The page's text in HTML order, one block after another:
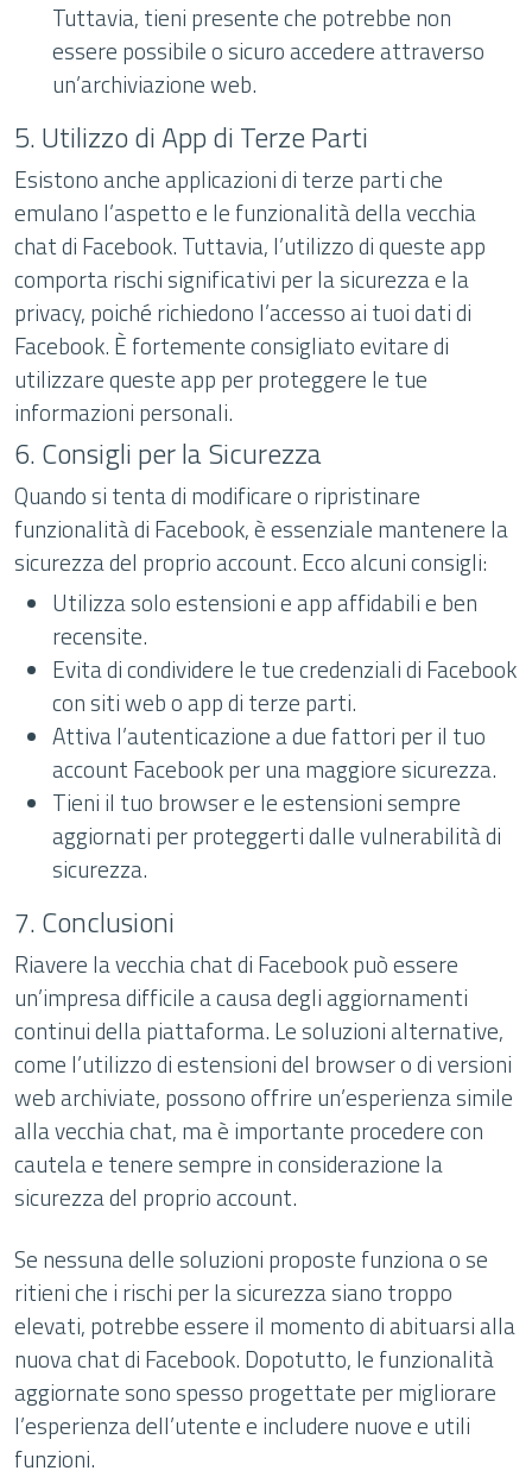
Tuttavia, tieni presente che potrebbe non
essere possibile o sicuro accedere attraverso
un’archiviazione web.
5. Utilizzo di App di Terze Parti
Esistono anche applicazioni di terze parti che
emulano l’aspetto e le funzionalità della vecchia
chat di Facebook. Tuttavia, l’utilizzo di queste app
comporta rischi significativi per la sicurezza e la
privacy, poiché richiedono l’accesso ai tuoi dati di
Facebook. È fortemente consigliato evitare di
utilizzare queste app per proteggere le tue
informazioni personali.
6. Consigli per la Sicurezza
Quando si tenta di modificare o ripristinare
funzionalità di Facebook, è essenziale mantenere la
sicurezza del proprio account. Ecco alcuni consigli:
Utilizza solo estensioni e app affidabili e ben
recensite.
Evita di condividere le tue credenziali di Facebook
con siti web o app di terze parti.
Attiva l’autenticazione a due fattori per il tuo
account Facebook per una maggiore sicurezza.
Tieni il tuo browser e le estensioni sempre
aggiornati per proteggerti dalle vulnerabilità di
sicurezza.
7. Conclusioni
Riavere la vecchia chat di Facebook può essere
un’impresa difficile a causa degli aggiornamenti
continui della piattaforma. Le soluzioni alternative,
come l’utilizzo di estensioni del browser o di versioni
web archiviate, possono offrire un’esperienza simile
alla vecchia chat, ma è importante procedere con
cautela e tenere sempre in considerazione la
sicurezza del proprio account.
Se nessuna delle soluzioni proposte funziona o se
ritieni che i rischi per la sicurezza siano troppo
elevati, potrebbe essere il momento di abituarsi alla
nuova chat di Facebook. Dopotutto, le funzionalità
aggiornate sono spesso progettate per migliorare
l’esperienza dell’utente e includere nuove e utili
funzioni.